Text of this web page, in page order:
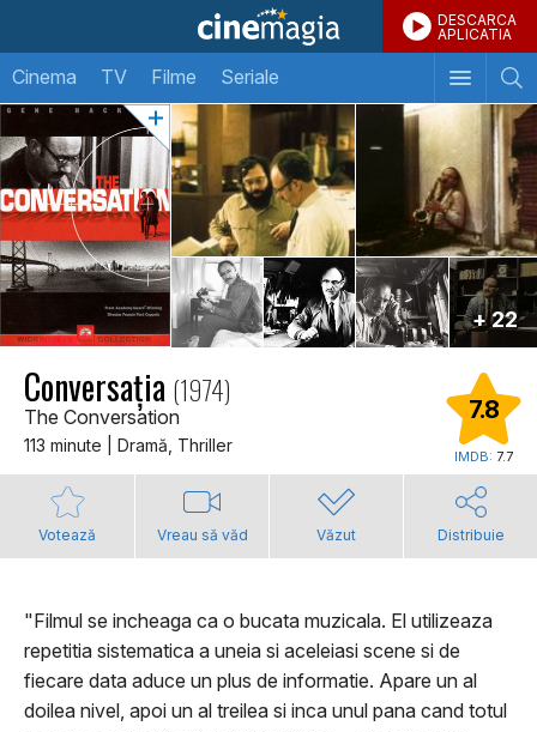
DESCARCA
APLICATIA
Cinema TV Filme Seriale
+ 22
Conversația (1974)
The Conversation
113 minute | Dramă, Thriller
7.8
IMDB: 7.7
Votează Vreau să văd Văzut Distribuie
"Filmul se incheaga ca o bucata muzicala. El utilizeaza
repetitia sistematica a uneia si aceleiasi scene si de
fiecare data aduce un plus de informatie. Apare un al
doilea nivel, apoi un al treilea si inca unul pana cand totul